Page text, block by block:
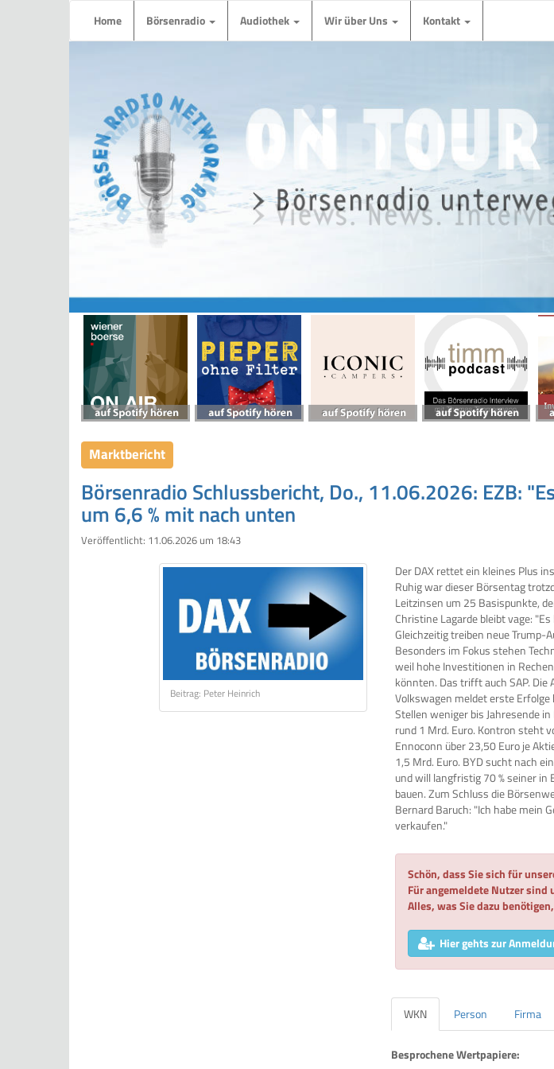
Home Börsenradio Audiothek Wir über Uns Kontakt
Marktbericht
Börsenradio Schlussbericht, Do., 11.06.2026: EZB:
um 6,6 % mit nach unten
Veröffentlicht: 11.06.2026 um 18:43
Beitrag: Peter Heinrich
Der DAX rettet ein kleines Plus
Ruhig war dieser Börsentag
Leitzinsen um 25 Basispunkte,
Christine Lagarde bleibt vage:
Gleichzeitig treiben neue Trump-
Besonders im Fokus stehen
weil hohe Investitionen in
könnten. Das trifft auch SAP. Die
Volkswagen meldet erste
Stellen weniger bis Jahresende
rund 1 Mrd. Euro. Kontron steht
Ennoconn über 23,50 Euro je
1,5 Mrd. Euro. BYD sucht nach
und will langfristig 70 % seiner in
bauen. Zum Schluss die
Bernard Baruch: "Ich habe mein
verkaufen."
Schön, dass Sie sich für
Für angemeldete Nutzer
Alles, was Sie dazu
Hier gehts zur
WKN Person Firma
Besprochene Wertpapiere: